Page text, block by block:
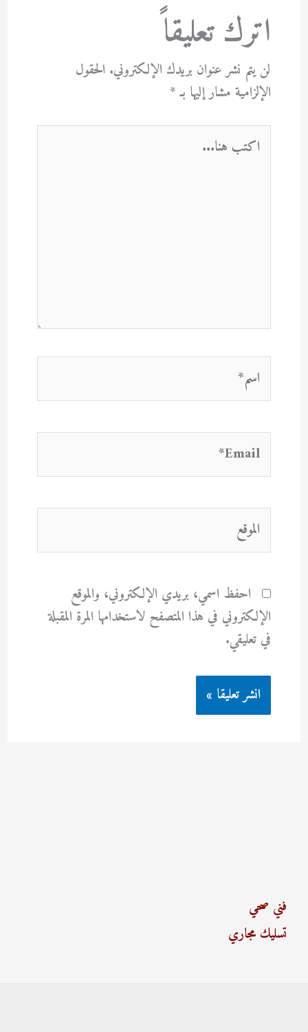
اترك تعليقاً
لن يتم نشر عنوان بريدك الإلكتروني. الحقول
الإلزامية مشار إليها بـ*
اكتب
هنا...
اسم*
Email*
الموقع
احفظ اسمي، بريدي الإلكتروني، والموقع
الإلكتروني في هذا المتصفح لاستخدامها المرة المقبلة
في تعليقي.
فني صحي
تسليك مجاري